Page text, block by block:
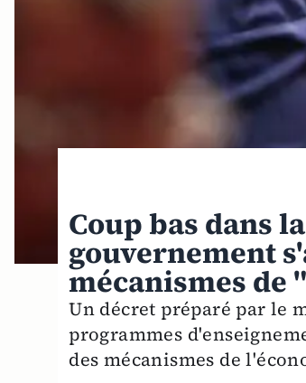
Coup bas dans
gouvernement
mécanismes de
Un décret préparé par le
programmes
des mécanismes de